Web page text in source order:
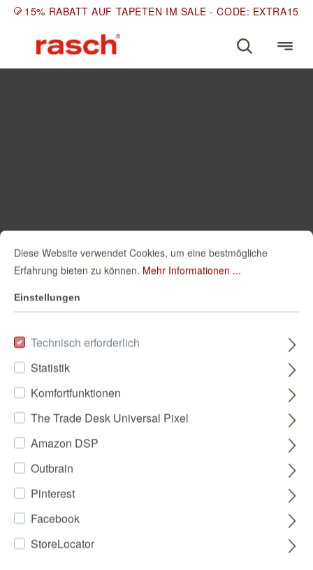
15% RABATT AUF TAPETEN IM SALE - CODE: EXTRA15
Diese Website verwendet Cookies, um eine bestmögliche
Erfahrung bieten zu können. Mehr Informationen ...
Einstellungen
Technisch erforderlich
Statistik
Komfortfunktionen
The Trade Desk Universal Pixel
Amazon DSP
Outbrain
Pinterest
Facebook
StoreLocator